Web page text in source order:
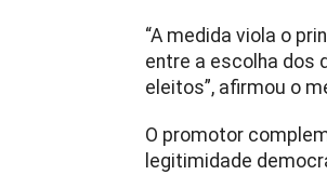
“A medida viola o
entre a escolha dos
eleitos”, afirmou o
O promotor
legitimidade